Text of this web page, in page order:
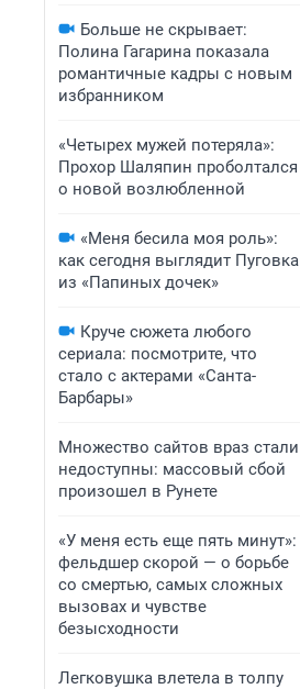
Больше не скрывает:
Полина Гагарина показала
романтичные кадры с новым
избранником
«Четырех мужей потеряла»:
Прохор Шаляпин проболтался
о новой возлюбленной
«Меня бесила моя роль»:
как сегодня выглядит Пуговка
из «Папиных дочек»
Круче сюжета любого
сериала: посмотрите, что
стало с актерами «Санта-
Барбары»
Множество сайтов враз стали
недоступны: массовый сбой
произошел в Рунете
«У меня есть еще пять минут»:
фельдшер скорой — о борьбе
со смертью, самых сложных
вызовах и чувстве
безысходности
Легковушка влетела в толпу